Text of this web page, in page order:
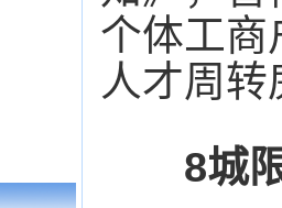
个体工商
人才周
8城限